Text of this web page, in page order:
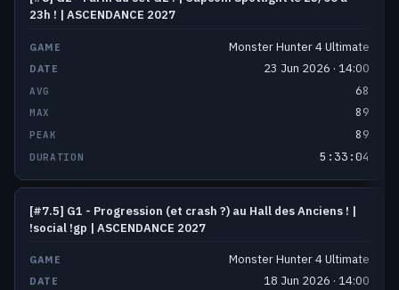
23h ! | ASCENDANCE 2027
Monster Hunter 4 Ultimate
23 Jun 2026 · 14:00
68
89
89
5:33:04
[#7.5] G1 - Progression (et crash ?) au Hall des Anciens ! |
!social !gp | ASCENDANCE 2027
Monster Hunter 4 Ultimate
18 Jun 2026 · 14:00